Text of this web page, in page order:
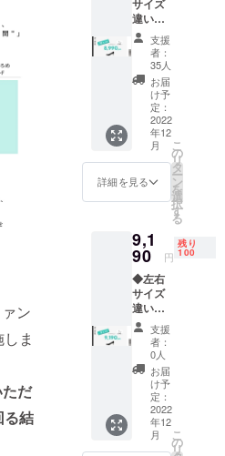
ン
ま
だ
る結
一人でも多
くの方が自
分にぴった
りなパンプ
スに出会え
るよう、私
たちはこれ
からも精一
杯取り組ん
でいきま
す。
サイズ
違いを
ご希望
の方は
必ずお
読みく
ださい
◆ 下記
のス
テップ
でご支
援をお
願いい
たしま
す。 ①
ン内で
左右サ
イズ違
いを選
択 ②支
援後届
くメッ
セージ
より、
アン
ケート
にて支
援ID・
ラー・
支援
者：
35人
お届
け予
定：
2022
年12
月
詳細を見る
こ
の
リ
タ
ー
ン
を
選
択
す
る
9,1
90 円
残り
100
◆左右
サイズ
違いを
ご希望
の方は
必ずお
読みく
ださい
◆ 下記
のス
テップ
でご支
支援
者：
0人
お届
け予
定：
2022
年12
月
こ
の
リ